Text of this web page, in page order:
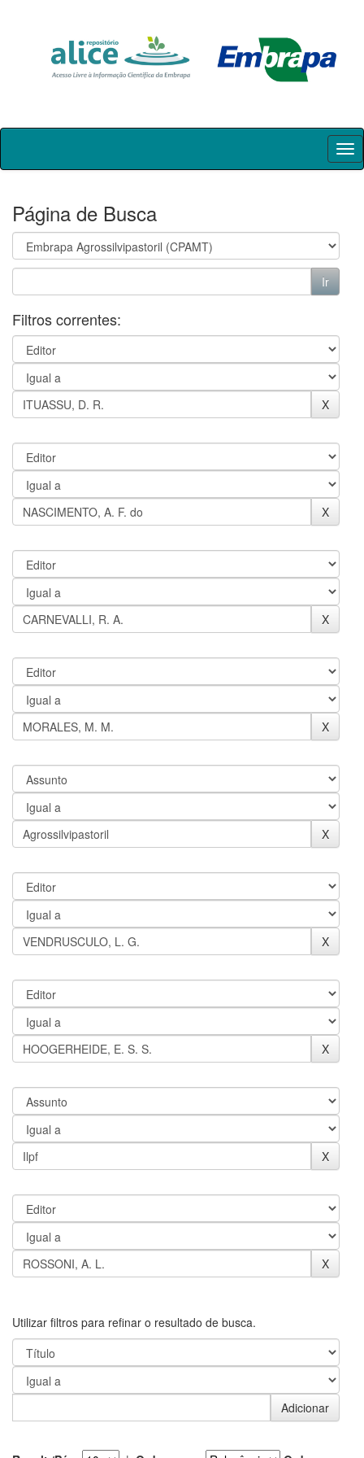
Skip
Página de Busca
Filtros correntes:
Utilizar filtros para refinar o resultado de busca.